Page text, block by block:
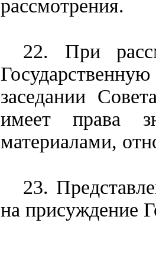
рассмотрения.
22. При
заседании
имеет права
материалами,
23.
на присуждение